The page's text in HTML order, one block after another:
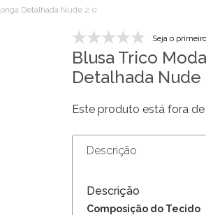
Detalhada Nude 2.0
Seja o
Blusa Trico
Detalhada Nude
Este produto está fora
Descrição
Descrição
Composição do Tecido